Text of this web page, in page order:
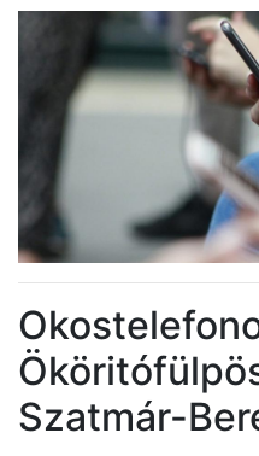
Szatmár-